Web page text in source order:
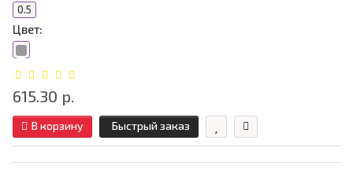
0.5
Цвет:
615.30 р.
В корзину Быстрый заказ